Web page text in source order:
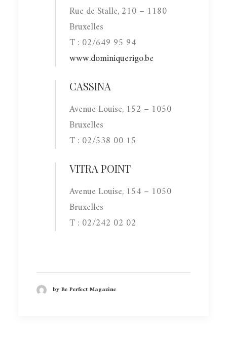
Rue de Stalle, 210 – 1180
Bruxelles
T : 02/649 95 94
www.dominiquerigo.be
CASSINA
Avenue Louise, 152 – 1050
Bruxelles
T : 02/538 00 15
VITRA POINT
Avenue Louise, 154 – 1050
Bruxelles
T : 02/242 02 02
by Be Perfect Magazine